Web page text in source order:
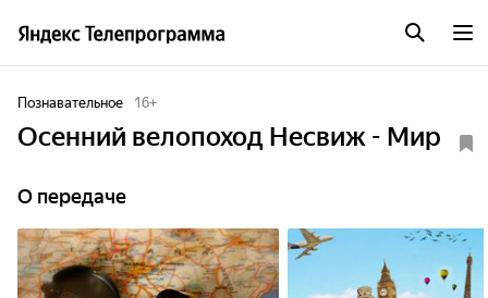
Познавательное 16+
Осенний велопоход Несвиж - Мир
О передаче